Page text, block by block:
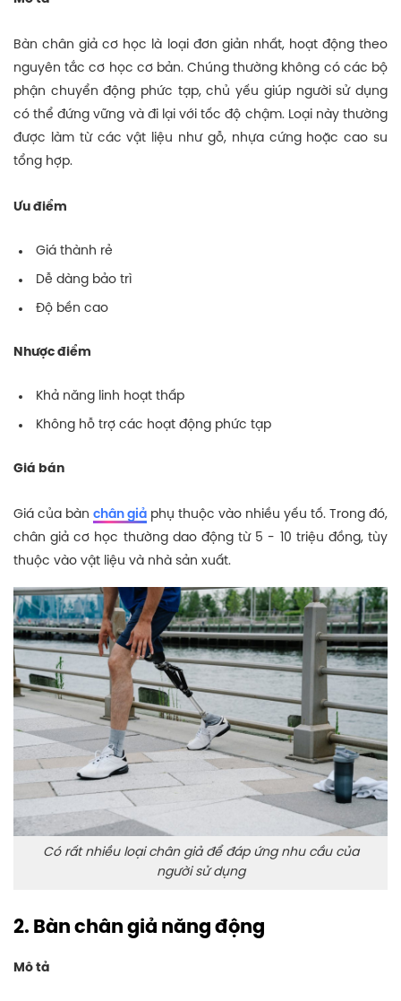
Bàn chân giả cơ học là loại đơn giản nhất, hoạt động theo
nguyên tắc cơ học cơ bản. Chúng thường không có các bộ
phận chuyển động phức tạp, chủ yếu giúp người sử dụng
có thể đứng vững và đi lại với tốc độ chậm. Loại này thường
được làm từ các vật liệu như gỗ, nhựa cứng hoặc cao su
tổng hợp.
Ưu điểm
Giá thành rẻ
Dễ dàng bảo trì
Độ bền cao
Nhược điểm
Khả năng linh hoạt thấp
Không hỗ trợ các hoạt động phức tạp
Giá bán
Giá của bàn chân giả phụ thuộc vào nhiều yếu tố. Trong đó,
chân giả cơ học thường dao động từ 5 - 10 triệu đồng, tùy
thuộc vào vật liệu và nhà sản xuất.
Có rất nhiều loại chân giả để đáp ứng nhu cầu của
người sử dụng
2. Bàn chân giả năng động
Mô tả